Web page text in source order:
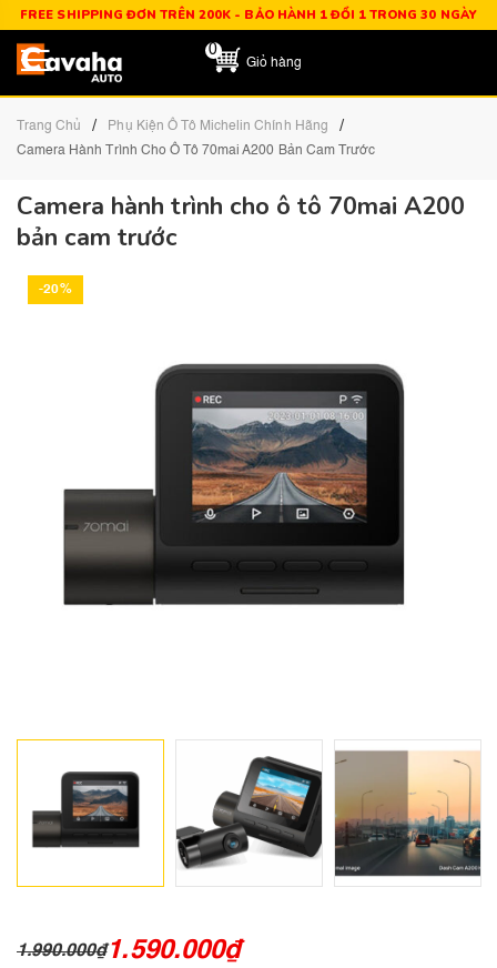
FREE SHIPPING ĐƠN TRÊN 200K - BẢO HÀNH 1 ĐỔI 1 TRONG 30 NGÀY
0
Giỏ hàng
Trang Chủ / Phụ Kiện Ô Tô Michelin Chính Hãng /
Camera Hành Trình Cho Ô Tô 70mai A200 Bản Cam Trước
Camera hành trình cho ô tô 70mai A200
bản cam trước
-20%
1.990.000₫1.590.000₫